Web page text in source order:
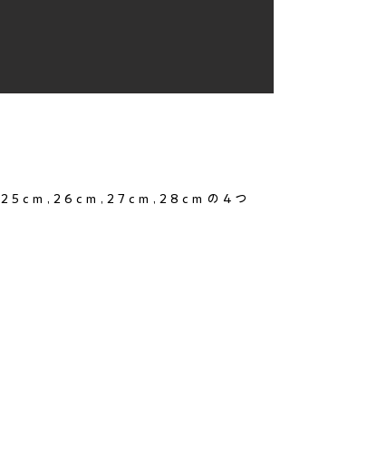
25cm,26cm,27cm,28cmの4つ